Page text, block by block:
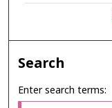
Search
Enter search terms: